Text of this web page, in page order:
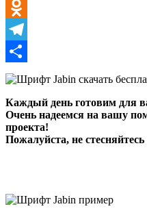
Facebook
Odnoklassniki
Telegram
Отправить
Каждый день готовим для
Очень надеемся на вашу
проекта!
Пожалуйста, не